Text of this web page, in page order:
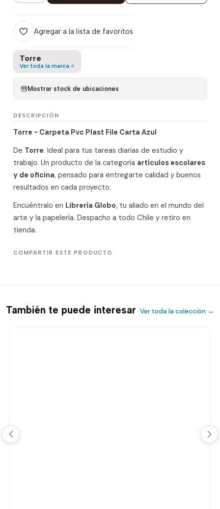
Agregar a la lista de favoritos
Torre
Ver toda la marca
Mostrar stock de ubicaciones
DESCRIPCIÓN
Torre - Carpeta Pvc Plast File Carta Azul
De Torre. Ideal para tus tareas diarias de estudio y
trabajo. Un producto de la categoría artículos escolares
y de oficina, pensado para entregarte calidad y buenos
resultados en cada proyecto.
Encuéntralo en Librería Globo, tu aliado en el mundo del
arte y la papelería. Despacho a todo Chile y retiro en
tienda.
COMPARTIR ESTE PRODUCTO
También te puede interesar Ver toda la colección →